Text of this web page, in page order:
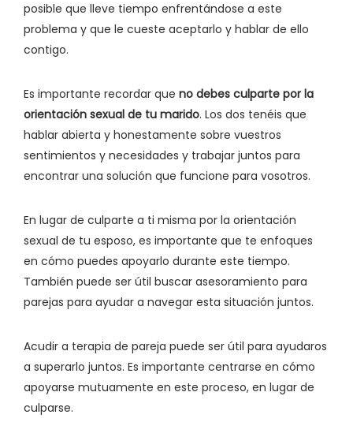
posible que lleve tiempo enfrentándose a este
problema y que le cueste aceptarlo y hablar de ello
contigo.
Es importante recordar que no debes culparte por la
orientación sexual de tu marido. Los dos tenéis que
hablar abierta y honestamente sobre vuestros
sentimientos y necesidades y trabajar juntos para
encontrar una solución que funcione para vosotros.
En lugar de culparte a ti misma por la orientación
sexual de tu esposo, es importante que te enfoques
en cómo puedes apoyarlo durante este tiempo.
También puede ser útil buscar asesoramiento para
parejas para ayudar a navegar esta situación juntos.
Acudir a terapia de pareja puede ser útil para ayudaros
a superarlo juntos. Es importante centrarse en cómo
apoyarse mutuamente en este proceso, en lugar de
culparse.